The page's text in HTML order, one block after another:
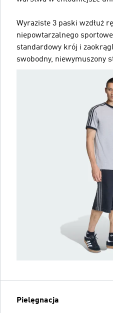
Wyraziste 3 paski wzdłuż
niepowtarzalnego
standardowy krój i
swobodny, niewymuszony
Pielęgnacja